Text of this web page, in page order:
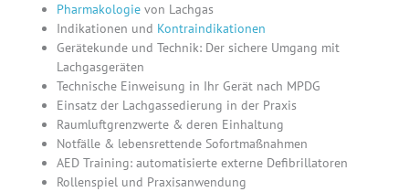
Pharmakologie von Lachgas
Indikationen und Kontraindikationen
Gerätekunde und Technik: Der sichere Umgang mit
Lachgasgeräten
Technische Einweisung in Ihr Gerät nach MPDG
Einsatz der Lachgassedierung in der Praxis
Raumluftgrenzwerte & deren Einhaltung
Notfälle & lebensrettende Sofortmaßnahmen
AED Training: automatisierte externe Defibrillatoren
Rollenspiel und Praxisanwendung